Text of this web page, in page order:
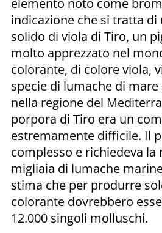
indicazione che si tratta
solido di viola di Tiro, un
molto apprezzato nel
colorante, di colore viola,
specie di lumache di
nella regione del
porpora di Tiro era un
estremamente difficile. Il
complesso e richiedeva la
migliaia di lumache
stima che per produrre
colorante dovrebbero
12.000 singoli molluschi.